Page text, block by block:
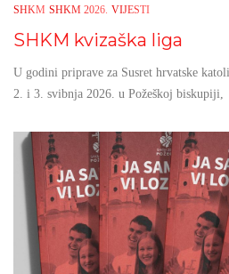
SHKM SHKM 2026. VIJESTI
SHKM kvizaška liga
U godini priprave za Susret hrvatske
2. i 3. svibnja 2026. u Požeškoj biskupiji,